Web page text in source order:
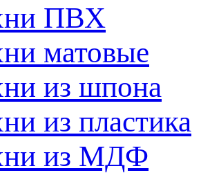
ПВХ
матовые
из шпона
из пластика
из МДФ